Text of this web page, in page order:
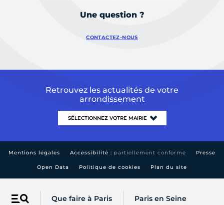
Menu Que faire à Paris Paris en Seine
Une question ?
CONTACTEZ-NOUS
Retrouvez les actualités de votre
arrondissement
Mentions légales Accessibilité : partiellement conforme Presse
Open Data Politique de cookies Plan du site